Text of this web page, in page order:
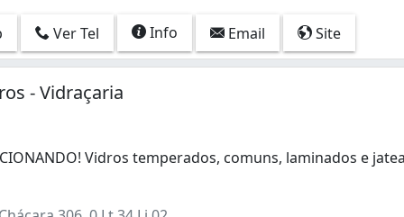
Maria) (1)
Ver Tel Info Email Site
- Vidraçaria
Vidros temperados, comuns, laminados e
Vidros temperados, comuns, laminados